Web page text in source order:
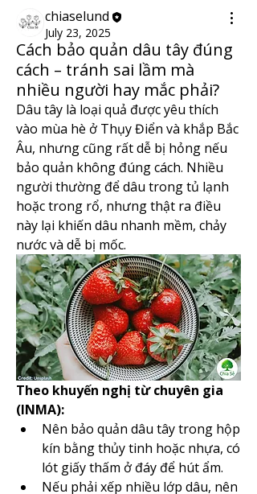
chiaselund
July 23, 2025
Cách bảo quản dâu tây đúng
cách – tránh sai lầm mà
nhiều người hay mắc phải?
Dâu tây là loại quả được yêu thích
vào mùa hè ở Thụy Điển và khắp Bắc
Âu, nhưng cũng rất dễ bị hỏng nếu
bảo quản không đúng cách. Nhiều
người thường để dâu trong tủ lạnh
hoặc trong rổ, nhưng thật ra điều
này lại khiến dâu nhanh mềm, chảy
nước và dễ bị mốc.
Theo khuyến nghị từ chuyên gia
(INMA):
Nên bảo quản dâu tây trong hộp
kín bằng thủy tinh hoặc nhựa, có
lót giấy thấm ở đáy để hút ẩm.
Nếu phải xếp nhiều lớp dâu, nên